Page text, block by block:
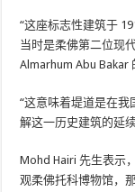
“这座标志性建筑于
当时是柔佛第二位现
Almarhum Abu Bakar
“这意味着堤道是在
解这一历史建筑的延
Mohd Hairi 先生表示
观柔佛托科博物馆，